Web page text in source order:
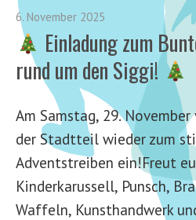
6. November 2025
Einladung zum
rund um den Siggi!
Am Samstag, 29.
der Stadtteil wieder zum
Adventstreiben ein!Freut
Kinderkarussell, Punsch,
Waffeln, Kunsthandwerk